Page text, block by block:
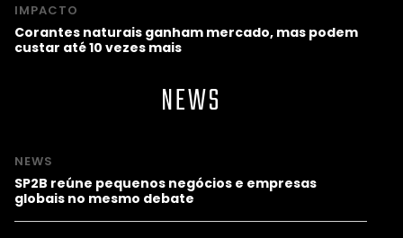
IMPACTO
Corantes naturais ganham mercado, mas podem
custar até 10 vezes mais
NEWS
NEWS
SP2B reúne pequenos negócios e empresas
globais no mesmo debate